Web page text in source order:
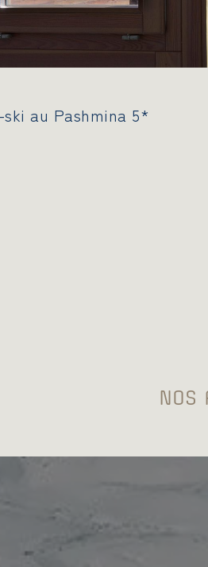
au Pashmina 5*
NOS